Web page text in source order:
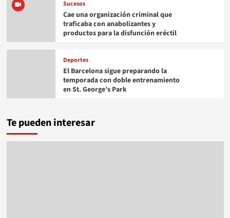
Sucesos
Cae una organización criminal que
traficaba con anabolizantes y
productos para la disfunción eréctil
Deportes
El Barcelona sigue preparando la
temporada con doble entrenamiento
en St. George’s Park
Te pueden interesar